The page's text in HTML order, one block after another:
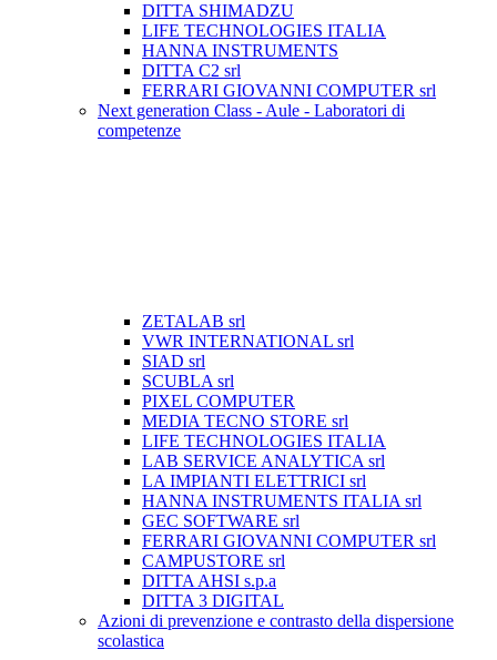
DITTA SHIMADZU
LIFE TECHNOLOGIES ITALIA
HANNA INSTRUMENTS
DITTA C2 srl
FERRARI GIOVANNI COMPUTER srl
Next generation Class - Aule - Laboratori di
competenze
ZETALAB srl
VWR INTERNATIONAL srl
SIAD srl
SCUBLA srl
PIXEL COMPUTER
MEDIA TECNO STORE srl
LIFE TECHNOLOGIES ITALIA
LAB SERVICE ANALYTICA srl
LA IMPIANTI ELETTRICI srl
HANNA INSTRUMENTS ITALIA srl
GEC SOFTWARE srl
FERRARI GIOVANNI COMPUTER srl
CAMPUSTORE srl
DITTA AHSI s.p.a
DITTA 3 DIGITAL
Azioni di prevenzione e contrasto della dispersione
scolastica